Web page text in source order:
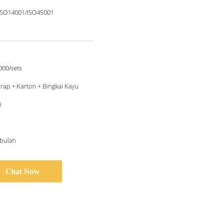
ISO45001
sets
+ Karton + Bingkai Kayu
Chat Now